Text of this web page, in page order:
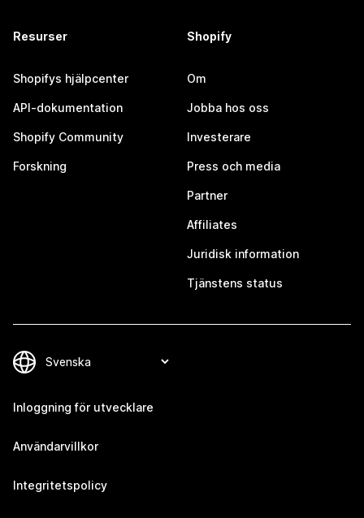
Resurser
Shopifys hjälpcenter
API-dokumentation
Shopify Community
Forskning
Shopify
Om
Jobba hos oss
Investerare
Press och media
Partner
Affiliates
Juridisk information
Tjänstens status
Inloggning för utvecklare
Användarvillkor
Integritetspolicy